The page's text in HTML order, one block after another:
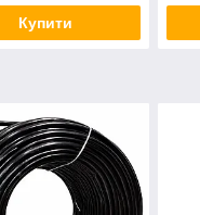
Купити